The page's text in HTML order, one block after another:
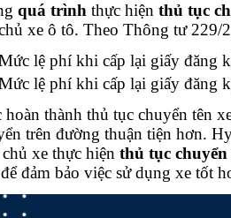
quá trình thực hiện thủ tục
xe ô tô. Theo Thông tư 229/
lệ phí khi cấp lại giấy đăng
lệ phí khi cấp lại giấy đăng
hoàn thành thủ tục chuyển tên
trên đường thuận tiện hơn.
xe thực hiện thủ tục chuyển
đảm bảo việc sử dụng xe tốt